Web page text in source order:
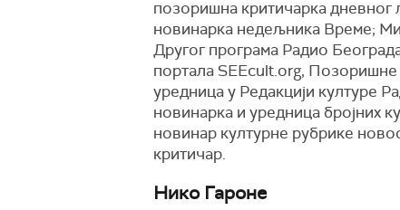
позоришна критичарка дневног
новинарка недељника Време;
Другог програма Радио
портала SEEcult.org,
уредница у Редакцији културе
новинарка и уредница бројних
новинар културне рубрике
критичар.
Нико Гароне